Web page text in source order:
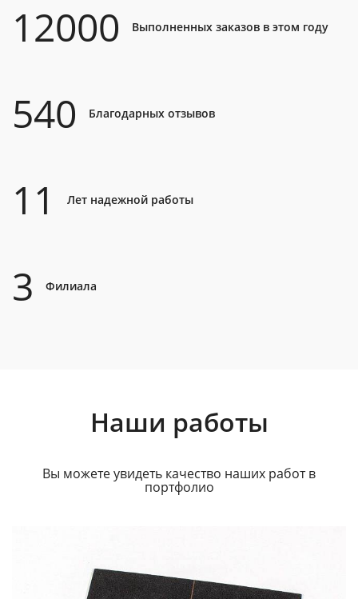
12000 Выполненных заказов в этом году
540 Благодарных отзывов
11 Лет надежной работы
3 Филиала
Наши работы
Вы можете увидеть качество наших работ в
портфолио